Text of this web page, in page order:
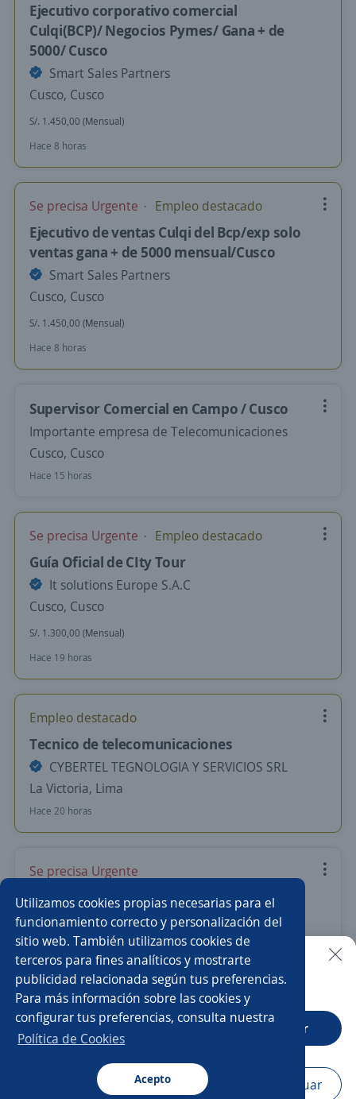
Ejecutivo corporativo comercial
Culqi(BCP)/ Negocios Pymes/ Gana + de
5000/ Cusco
Smart Sales Partners
Cusco, Cusco
S/. 1.450,00 (Mensual)
Hace 8 horas
Se precisa Urgente Empleo destacado
Ejecutivo de ventas Culqi del Bcp/exp solo
ventas gana + de 5000 mensual/Cusco
Smart Sales Partners
Cusco, Cusco
S/. 1.450,00 (Mensual)
Hace 8 horas
Supervisor Comercial en Campo / Cusco
Importante empresa de Telecomunicaciones
Cusco, Cusco
Hace 15 horas
Se precisa Urgente Empleo destacado
Guía Oficial de CIty Tour
It solutions Europe S.A.C
Cusco, Cusco
S/. 1.300,00 (Mensual)
Hace 19 horas
Empleo destacado
Tecnico de telecomunicaciones
CYBERTEL TEGNOLOGIA Y SERVICIOS SRL
La Victoria, Lima
Hace 20 horas
Se precisa Urgente
Transportista Logistico
CYBERTEL TEGNOLOGIA Y SERVICIOS SRL
Arequipa, Arequipa
Hace 20 horas
Anterior
Nuevas ofertas de empleo Avísame
Buscar es más fácil en la app
CT App Abrir
Navegador Continuar
Utilizamos cookies propias necesarias para el
funcionamiento correcto y personalización del
sitio web. También utilizamos cookies de
terceros para fines analíticos y mostrarte
publicidad relacionada según tus preferencias.
Para más información sobre las cookies y
configurar tus preferencias, consulta nuestra
Política de Cookies
Acepto